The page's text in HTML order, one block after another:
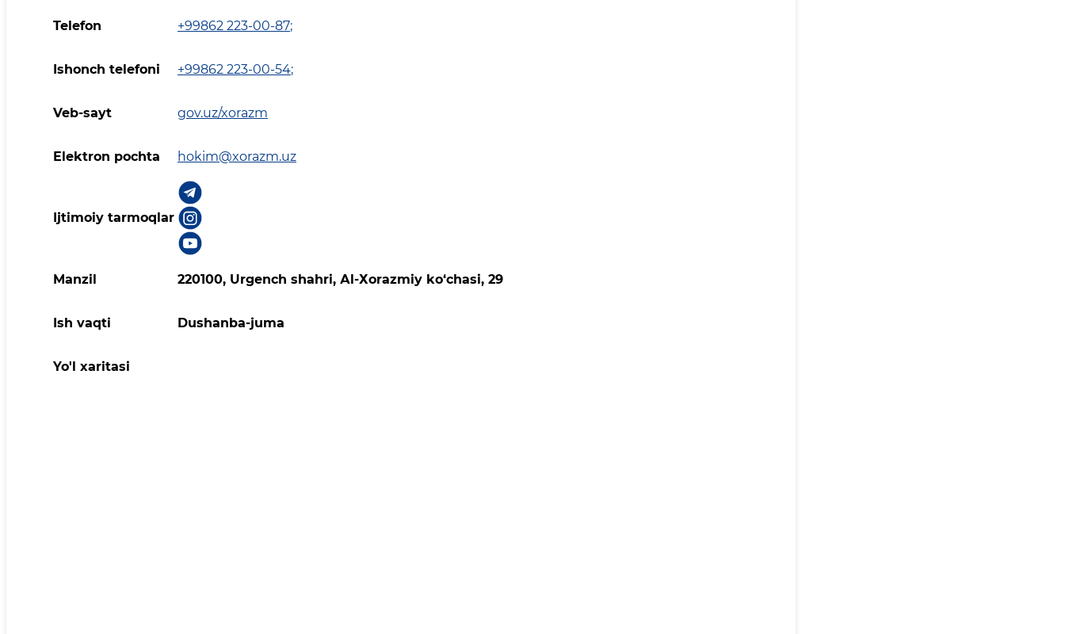
Telefon +99862 223-00-87;
Ishonch telefoni +99862 223-00-54;
Veb-sayt gov.uz/xorazm
Elektron pochta hokim@xorazm.uz
Ijtimoiy tarmoqlar
Manzil 220100, Urgеnch shаhri, Аl-Хоrаzmiy ko‘chаsi, 29
Ish vaqti Dushanba-juma
Yo'l xaritasi